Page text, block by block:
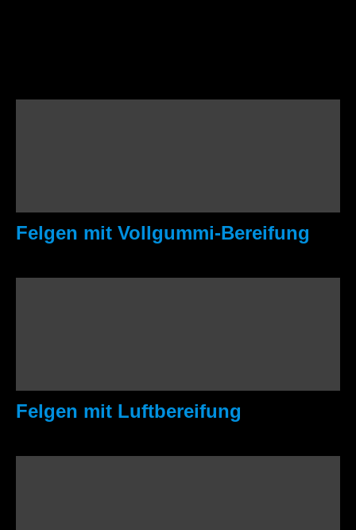
Felgen mit Vollgummi-Bereifung
Felgen mit Luftbereifung